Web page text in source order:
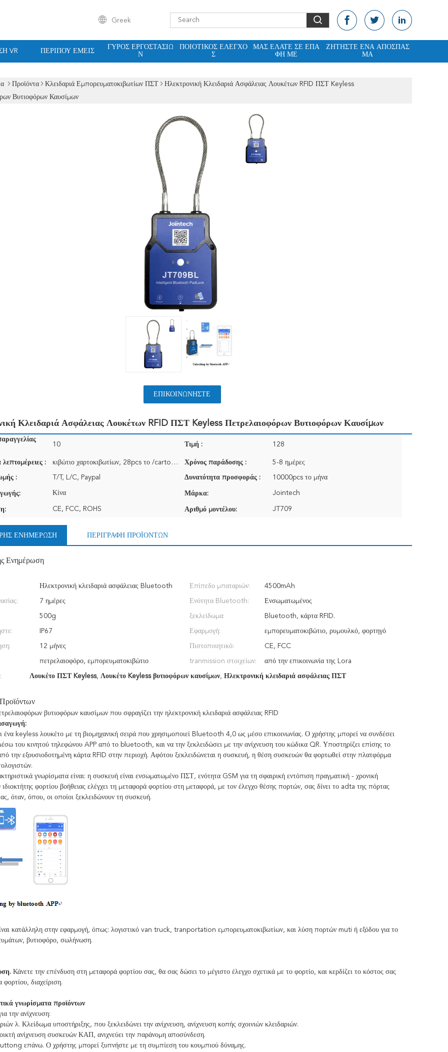
Greek
VR ΠΕΡΊΠΟΥ ΕΜΕΊΣ
ΓΎΡΟΣ ΕΡΓΟΣΤΑΣΊΩ
Ν
ΠΟΙΟΤΙΚΌΣ ΈΛΕΓΧΟ
Σ
ΜΑΣ ΕΛΆΤΕ ΣΕ ΕΠΑ
ΦΉ ΜΕ
ΖΗΤΉΣΤΕ ΈΝΑ ΑΠΌΣΠΑΣ
ΜΑ
Προϊόντα Κλειδαριά Εμπορευματοκιβωτίων ΠΣΤ
Ηλεκτρονική Κλειδαριά Ασφάλειας Λουκέτων RFID ΠΣΤ Keyless
Βυτιοφόρων Καυσίμων
ΕΠΙΚΟΙΝΩΝΉΣΤΕ
Κλειδαριά Ασφάλειας Λουκέτων RFID ΠΣΤ Keyless Πετρελαιοφόρων Βυτιοφόρων Καυσίμων
10 Τιμή : 128
: κιβώτιο χαρτοκιβωτίων, 28pcs το /carton, μέγεθος: 50*40*30cm Χρόνος παράδοσης : 5-8 ημέρες
: T/T, L/C, Paypal Δυνατότητα προσφοράς : 10000pcs το μήνα
Κίνα Μάρκα: Jointech
CE, FCC, ROHS Αριθμό μοντέλου: JT709
ΕΝΗΜΈΡΩΣΗ ΠΕΡΙΓΡΑΦΉ ΠΡΟΪΌΝΤΩΝ
Ενημέρωση
Ηλεκτρονική κλειδαριά ασφάλειας Bluetooth Επίπεδο μπαταριών: 4500mAh
7 ημέρες Ενότητα Bluetooth: Ενσωματωμένος
500g ξεκλείδωμα: Bluetooth, κάρτα RFID.
IP67 Εφαρμογή: εμπορευματοκιβώτιο, ρυμουλκό, φορτηγό
12 μήνες Πιστοποιητικό: CE, FCC
πετρελαιοφόρο, εμπορευματοκιβώτιο tranmission στοιχείων: από την επικοινωνία της Lora
Λουκέτο ΠΣΤ Keyless, Λουκέτο Keyless βυτιοφόρων καυσίμων, Ηλεκτρονική κλειδαριά ασφάλειας ΠΣΤ
βυτιοφόρων καυσίμων που σφραγίζει την ηλεκτρονική κλειδαριά ασφάλειας RFID
ένα keyless λουκέτο με τη βιομηχανική σειρά που χρησιμοποιεί Bluetooth 4,0 ως μέσο επικοινωνίας. Ο χρήστης μπορεί να συνδέσει
του κινητού τηλεφώνου APP από το bluetooth, και να την ξεκλειδώσει με την ανίχνευση του κώδικα QR. Υποστηρίζει επίσης το
την εξουσιοδοτημένη κάρτα RFID στην περιοχή. Αφότου ξεκλειδώνεται η συσκευή, η θέση συσκευών θα φορτωθεί στην πλατφόρμα
γνωρίσματα είναι: η συσκευή είναι ενσωματωμένο ΠΣΤ, ενότητα GSM για τη σφαιρική εντόπιση πραγματική - χρονική
φορτίου βοήθειας ελέγχει τη μεταφορά φορτίου στη μεταφορά, με τον έλεγχο θέσης πορτών, σας δίνει το adta της πόρτας
όταν, όπου, οι οποίοι ξεκλειδώνουν τη συσκευή.
κατάλληλη στην εφαρμογή, όπως: λογιστικό van truck, tranportation εμπορευματοκιβωτίων, και λύση πορτών muti ή εξόδου για το
βυτιοφόρο, σωλήνωση.
Κάνετε την επένδυση στη μεταφορά φορτίου σας, θα σας δώσει το μέγιστο έλεγχο σχετικά με το φορτίο, και κερδίζει το κόστος σας
διαχείριση.
γνωρίσματα προϊόντων
την ανίχνευση:
λ. Κλείδωμα υποστήριξης, που ξεκλειδώνει την ανίχνευση, ανίχνευση κοπής σχοινιών κλειδαριών.
ανίχνευση συσκευών ΚΑΠ, ανιχνεύει την παράνομη αποσύνδεση.
επάνω. Ο χρήστης μπορεί ξυπνήστε με τη συμπίεση του κουμπιού δύναμης.